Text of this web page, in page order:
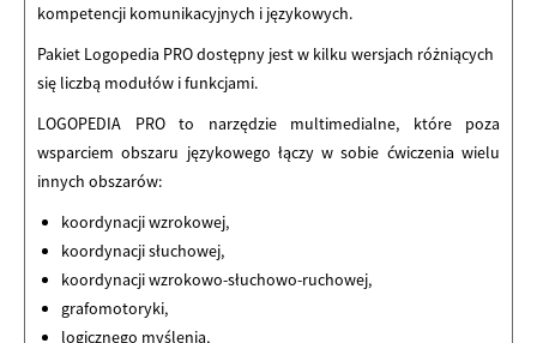
kompetencji komunikacyjnych i językowych.
Pakiet Logopedia PRO dostępny jest w kilku wersjach różniących
się liczbą modułów i funkcjami.
LOGOPEDIA PRO to narzędzie multimedialne, które poza
wsparciem obszaru językowego łączy w sobie ćwiczenia wielu
innych obszarów:
koordynacji wzrokowej,
koordynacji słuchowej,
koordynacji wzrokowo-słuchowo-ruchowej,
grafomotoryki,
logicznego myślenia,